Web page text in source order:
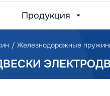
Продукция
/ Железнодорожные